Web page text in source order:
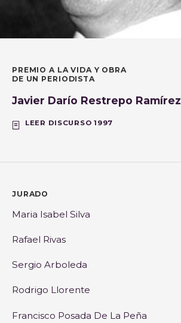
PREMIO A LA VIDA Y OBRA
DE UN PERIODISTA
Javier Darío Restrepo Ramírez
LEER DISCURSO 1997
JURADO
Maria Isabel Silva
Rafael Rivas
Sergio Arboleda
Rodrigo Llorente
Francisco Posada De La Peña